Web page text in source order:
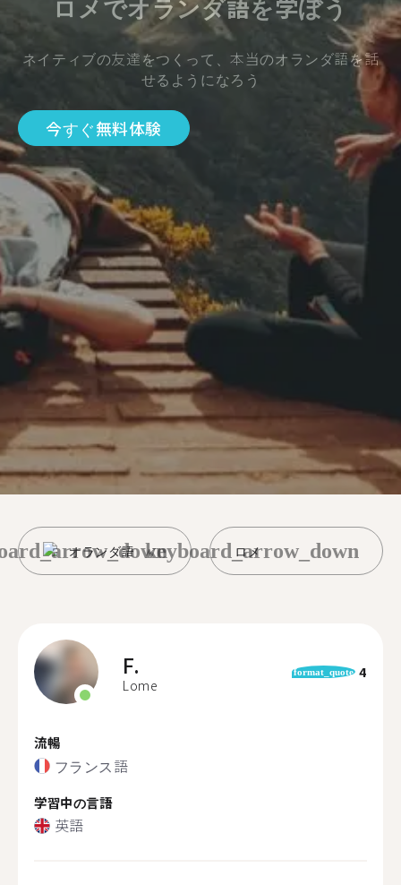
ロメでオランダ語を学ぼう
ネイティブの友達をつくって、本当のオランダ語を話
せるようになろう
今すぐ無料体験
オランダ語 ロメ
keyboard_arrow_down
F.
Lome
format_quote 4
流暢
フランス語
学習中の言語
英語